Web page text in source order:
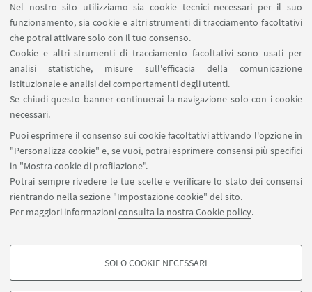
Nel nostro sito utilizziamo sia cookie tecnici necessari per il suo
funzionamento, sia cookie e altri strumenti di tracciamento facoltativi
che potrai attivare solo con il tuo consenso.
Cookie e altri strumenti di tracciamento facoltativi sono usati per
analisi statistiche, misure sull'efficacia della comunicazione
istituzionale e analisi dei comportamenti degli utenti.
Se chiudi questo banner continuerai la navigazione solo con i cookie
necessari.
Puoi esprimere il consenso sui cookie facoltativi attivando l'opzione in
"Personalizza cookie" e, se vuoi, potrai esprimere consensi più specifici
in "Mostra cookie di profilazione".
Potrai sempre rivedere le tue scelte e verificare lo stato dei consensi
rientrando nella sezione "Impostazione cookie" del sito.
Per maggiori informazioniconsulta la nostra Cookie policy.
COOKIE DI PROFILAZIONE - FACOLTATIVI
SOLO COOKIE NECESSARI
ma è qualcosa che riguarda più specificamente
ogni essere umano: è un tributo all’Origine. Ha a
che fare con la natura dell’uomo, il suo presente,
quella innata capacità di sfidare l’ignoto, di fare
quel “salto nel buio” che più propriamente è un
“salto nella vita”, che ci viene dalla nascita,
dall’Origine appunto. Ecco, si tratta “solo” di
accettare di brancolare nella vita, e di viverla.
Seguici su: